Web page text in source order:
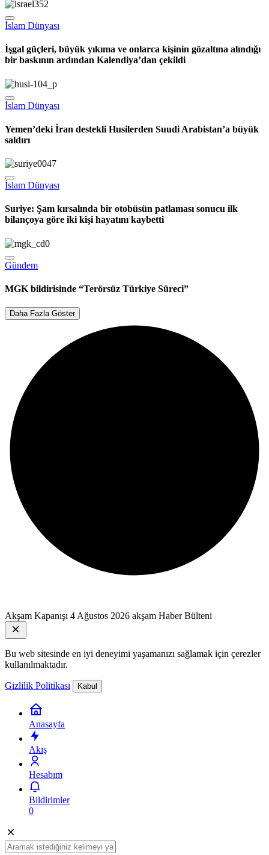
İslam Dünyası
İşgal güçleri, büyük yıkıma ve onlarca kişinin gözaltına alındığı
bir baskının ardından Kalendiya’dan çekildi
İslam Dünyası
Yemen’deki İran destekli Husilerden Suudi Arabistan’a büyük
İslam Dünyası
Suriye: Şam kırsalında bir otobüsün patlaması sonucu ilk
bilançoya göre iki kişi hayatını kaybetti
Gündem
MGK bildirisinde “Terörsüz Türkiye Süreci”
Daha Fazla Göster
Akşam Kapanışı 4 Ağustos 2026 akşam Haber Bülteni
Bu web sitesinde en iyi deneyimi yaşamanızı sağlamak için çerezler
Gizlilik Politikası Kabul
Anasayfa
Akış
Hesabım
Bildirimler
0